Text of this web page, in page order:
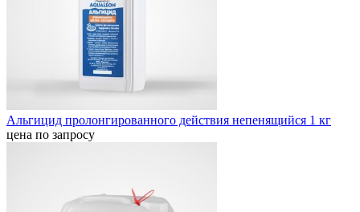
Альгицид пролонгированного действия непенящийся 1 кг
цена по запросу